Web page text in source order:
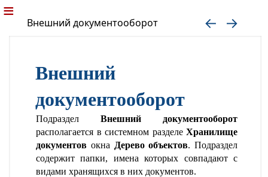
Внешний документооборот
Внешний
документооборот
Подраздел Внешний документооборот
располагается в системном разделе Хранилище
документов окна Дерево объектов. Подраздел
содержит папки, имена которых совпадают с
видами хранящихся в них документов.